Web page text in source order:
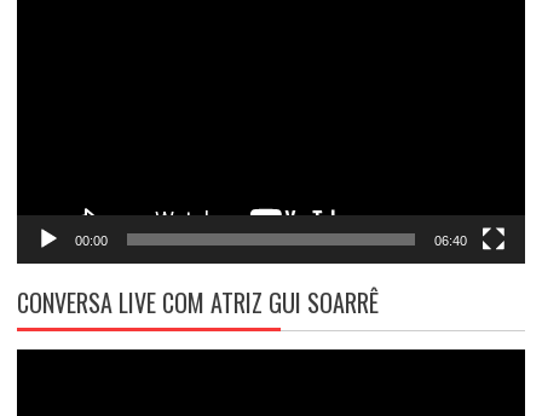
00:00 06:40
CONVERSA LIVE COM ATRIZ GUI SOARRÊ